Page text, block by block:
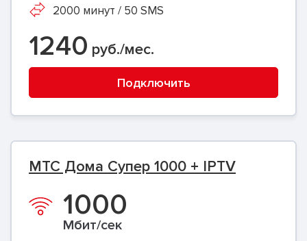
2000 минут / 50 SMS
1240 руб./мес.
Подключить
МТС Дома Супер 1000 + IPTV
1000
Мбит/сек